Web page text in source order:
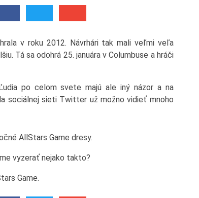
v roku 2012. Návrhári tak mali veľmi veľa
Tá sa odohrá 25. januára v Columbuse a hráči
po celom svete majú ale iný názor a na
sociálnej sieti Twitter už možno vidieť mnoho
AllStars Game dresy.
vyzerať nejako takto?
Game.